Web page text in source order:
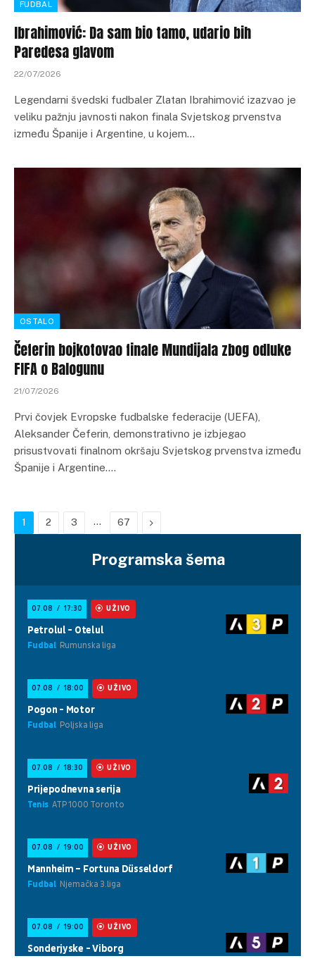
FUDBAL
Ibrahimović: Da sam bio tamo, udario bih
Paredesa glavom
22/07/2026
Legendarni švedski fudbaler Zlatan Ibrahimović izazvao je
veliku pažnju javnosti nakon finala Svjetskog prvenstva
između Španije i Argentine, u kojem…
OSTALO
Čeferin bojkotovao finale Mundijala zbog odluke
FIFA o Balogunu
21/07/2026
Prvi čovjek Evropske fudbalske federacije (UEFA),
Aleksander Čeferin, demonstrativno je izbjegao
prisustvovati finalnom okršaju Svjetskog prvenstva između
Španije i Argentine.…
1 2 3 … 67 Next
Programska šema